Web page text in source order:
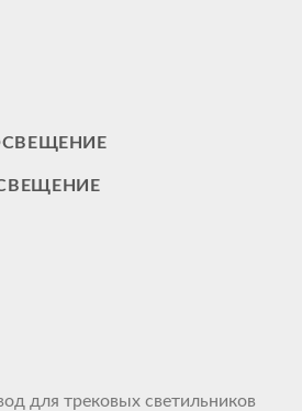
для трековых светильников